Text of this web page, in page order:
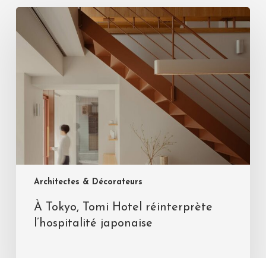
Architectes & Décorateurs
À Tokyo, Tomi Hotel réinterprète
l’hospitalité japonaise